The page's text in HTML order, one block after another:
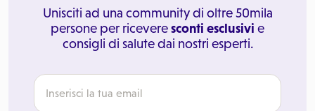
Unisciti ad una community di oltre 50mila
persone per riceveresconti esclusivi e
consigli di salute dai nostri esperti.